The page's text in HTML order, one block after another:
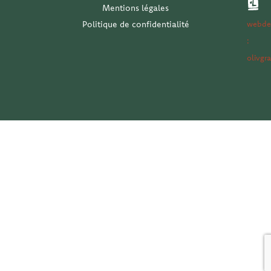
k
-
f
a
m
Mentions légales
Politique de confidentialité
: